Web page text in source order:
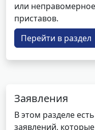
или
приставов.
Перейти в раздел
Заявления
В этом разделе
заявлений,